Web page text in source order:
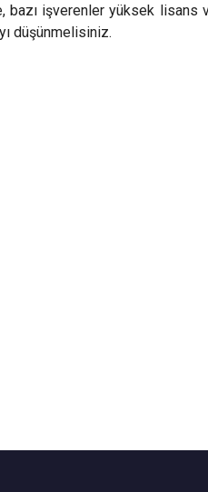
işverenler yüksek lisans
düşünmelisiniz.